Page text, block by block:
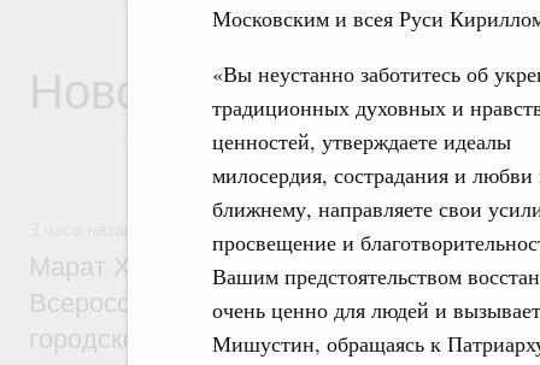
Московским и всея Руси
«Вы неустанно заботитесь об
традиционных духовных и
ценностей, утверждаете идеалы
милосердия, сострадания и любви
ближнему, направляете свои
просвещение и
Вашим предстоятельством
очень ценно для людей и
Мишустин, обращаясь к
Новости
Марат Хуснуллин провёл заседание
Всероссийского конкурса лучших
городской среды